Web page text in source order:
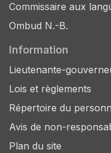
Commissaire aux
Ombud N.-B.
Information
Lieutenante-
Lois et règlements
Répertoire du
Avis de non-
Plan du site